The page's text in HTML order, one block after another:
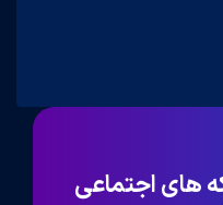
های اجتماعی